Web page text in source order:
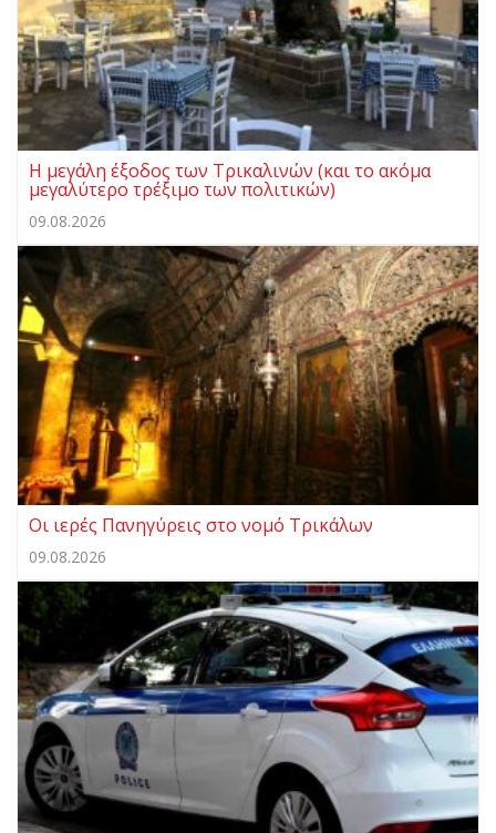
Η μεγάλη έξοδος των Τρικαλινών (και το ακόμα
μεγαλύτερο τρέξιμο των πολιτικών)
09.08.2026
Οι ιερές Πανηγύρεις στο νομό Τρικάλων
09.08.2026